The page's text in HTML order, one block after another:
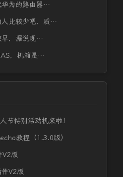
华为的路由器…
人比较少吧，质…
早，据说现…
，机箱是…
节特别活动机来啦！
教程（1.3.0版）
V2版
V2版